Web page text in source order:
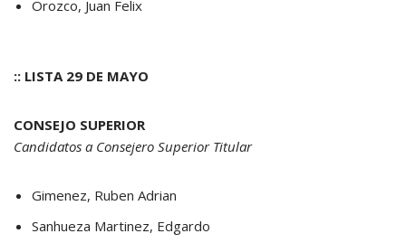
Orozco, Juan Felix
:: LISTA 29 DE MAYO
CONSEJO SUPERIOR
Candidatos a Consejero Superior Titular
Gimenez, Ruben Adrian
Sanhueza Martinez, Edgardo